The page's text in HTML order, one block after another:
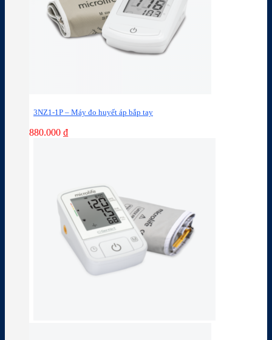
3NZ1-1P – Máy đo huyết áp bắp tay
880.000 ₫